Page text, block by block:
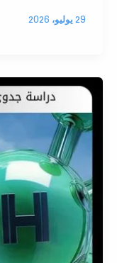
29 يوليو، 2026